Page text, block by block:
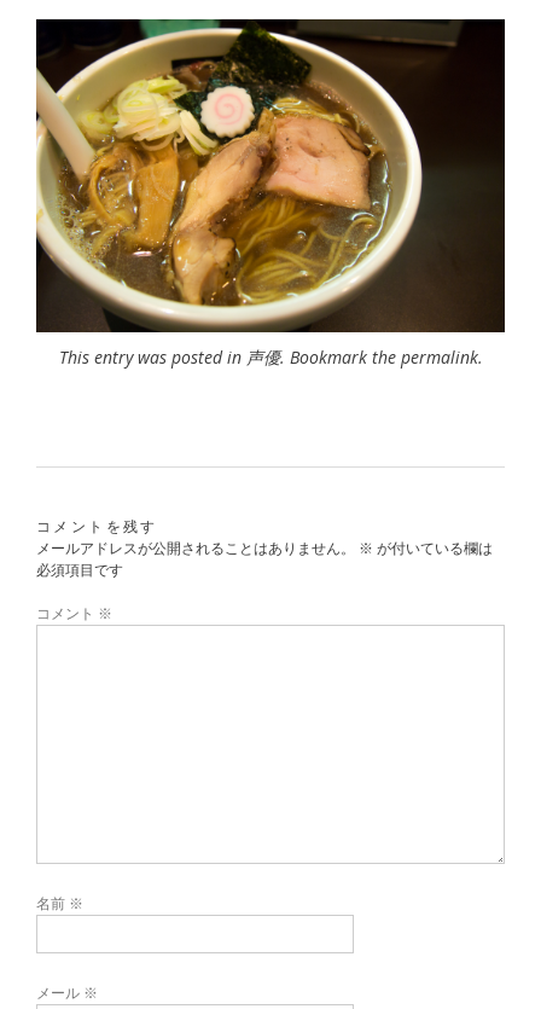
This entry was posted in 声優. Bookmark the permalink.
コメントを残す
メールアドレスが公開されることはありません。
※ が付いている欄は
必須項目です
コメント ※
名前 ※
メール ※